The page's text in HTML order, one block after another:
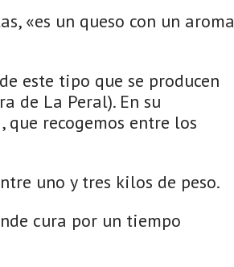
«es un queso con un aroma
este tipo que se producen
de La Peral). En su
recogemos entre los
uno y tres kilos de peso.
cura por un tiempo